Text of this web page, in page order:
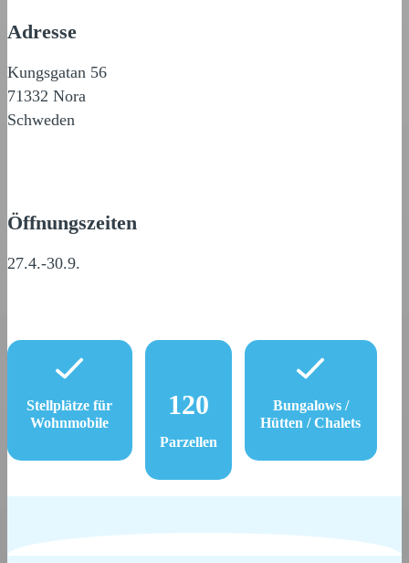
Adresse
Kungsgatan 56
71332 Nora
Schweden
Öffnungszeiten
27.4.-30.9.
Stellplätze für
Wohnmobile
120
Parzellen
Bungalows /
Hütten / Chalets